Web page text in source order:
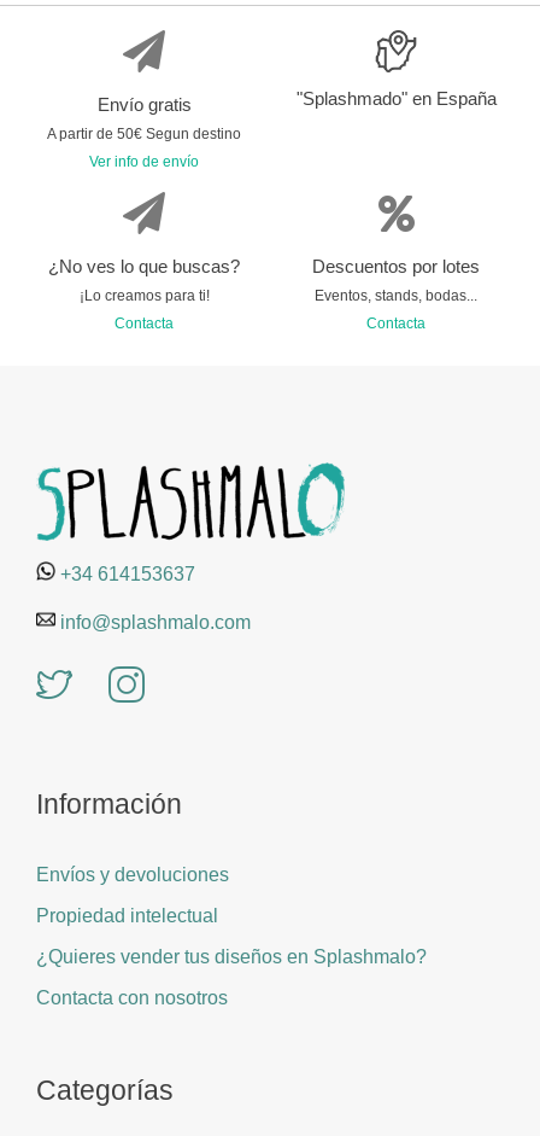
Envío gratis
A partir de 50€ Segun destino
Ver info de envío
"Splashmado" en España
¿No ves lo que buscas?
¡Lo creamos para ti!
Contacta
Descuentos por lotes
Eventos, stands, bodas...
Contacta
+34 614153637
info@splashmalo.com
Información
Envíos y devoluciones
Propiedad intelectual
¿Quieres vender tus diseños en Splashmalo?
Contacta con nosotros
Categorías